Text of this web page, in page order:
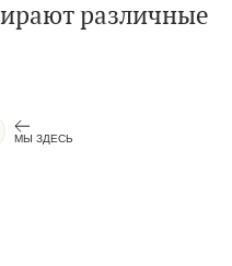
различные
МЫ ЗДЕСЬ